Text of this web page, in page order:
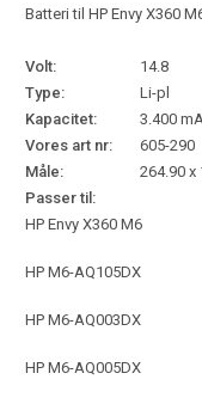
Batteri til HP Envy X360
Volt:
14.8
Type:
Li-pl
Kapacitet:
3.400
Vores art nr:
605-290
Måle:
264.90 x
Passer til:
HP Envy X360 M6
HP M6-AQ105DX
HP M6-AQ003DX
HP M6-AQ005DX